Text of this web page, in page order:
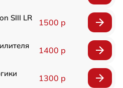
SIII LR
1500 р
1400 р
1300 р